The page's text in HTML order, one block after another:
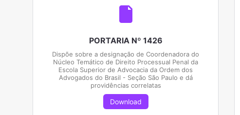
PORTARIA Nº 1426
Dispõe sobre a designação de Coordenadora do
Núcleo Temático de Direito Processual Penal da
Escola Superior de Advocacia da Ordem dos
Advogados do Brasil - Seção São Paulo e dá
providências correlatas
Download